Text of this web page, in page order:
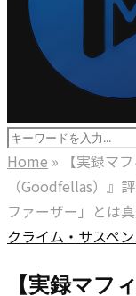
Search
for:
Home »
【実録マ
（Goodfellas）』
ファーザー」とは
クライム・サスペ
【実録マフ